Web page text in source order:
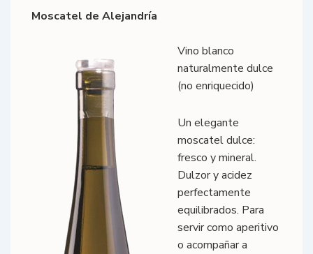
Moscatel de Alejandría
Vino blanco
naturalmente dulce
(no enriquecido)
Un elegante
moscatel dulce:
fresco y mineral.
Dulzor y acidez
perfectamente
equilibrados. Para
servir como aperitivo
o acompañar a